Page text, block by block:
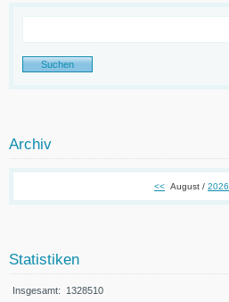
Archiv
<< August / 2026
Statistiken
Insgesamt: 1328510